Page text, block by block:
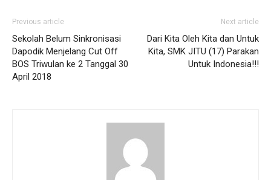
Previous article
Sekolah Belum Sinkronisasi
Dapodik Menjelang Cut Off
BOS Triwulan ke 2 Tanggal 30
April 2018
Next article
Dari Kita Oleh Kita dan Untuk
Kita, SMK JITU (17) Parakan
Untuk Indonesia!!!